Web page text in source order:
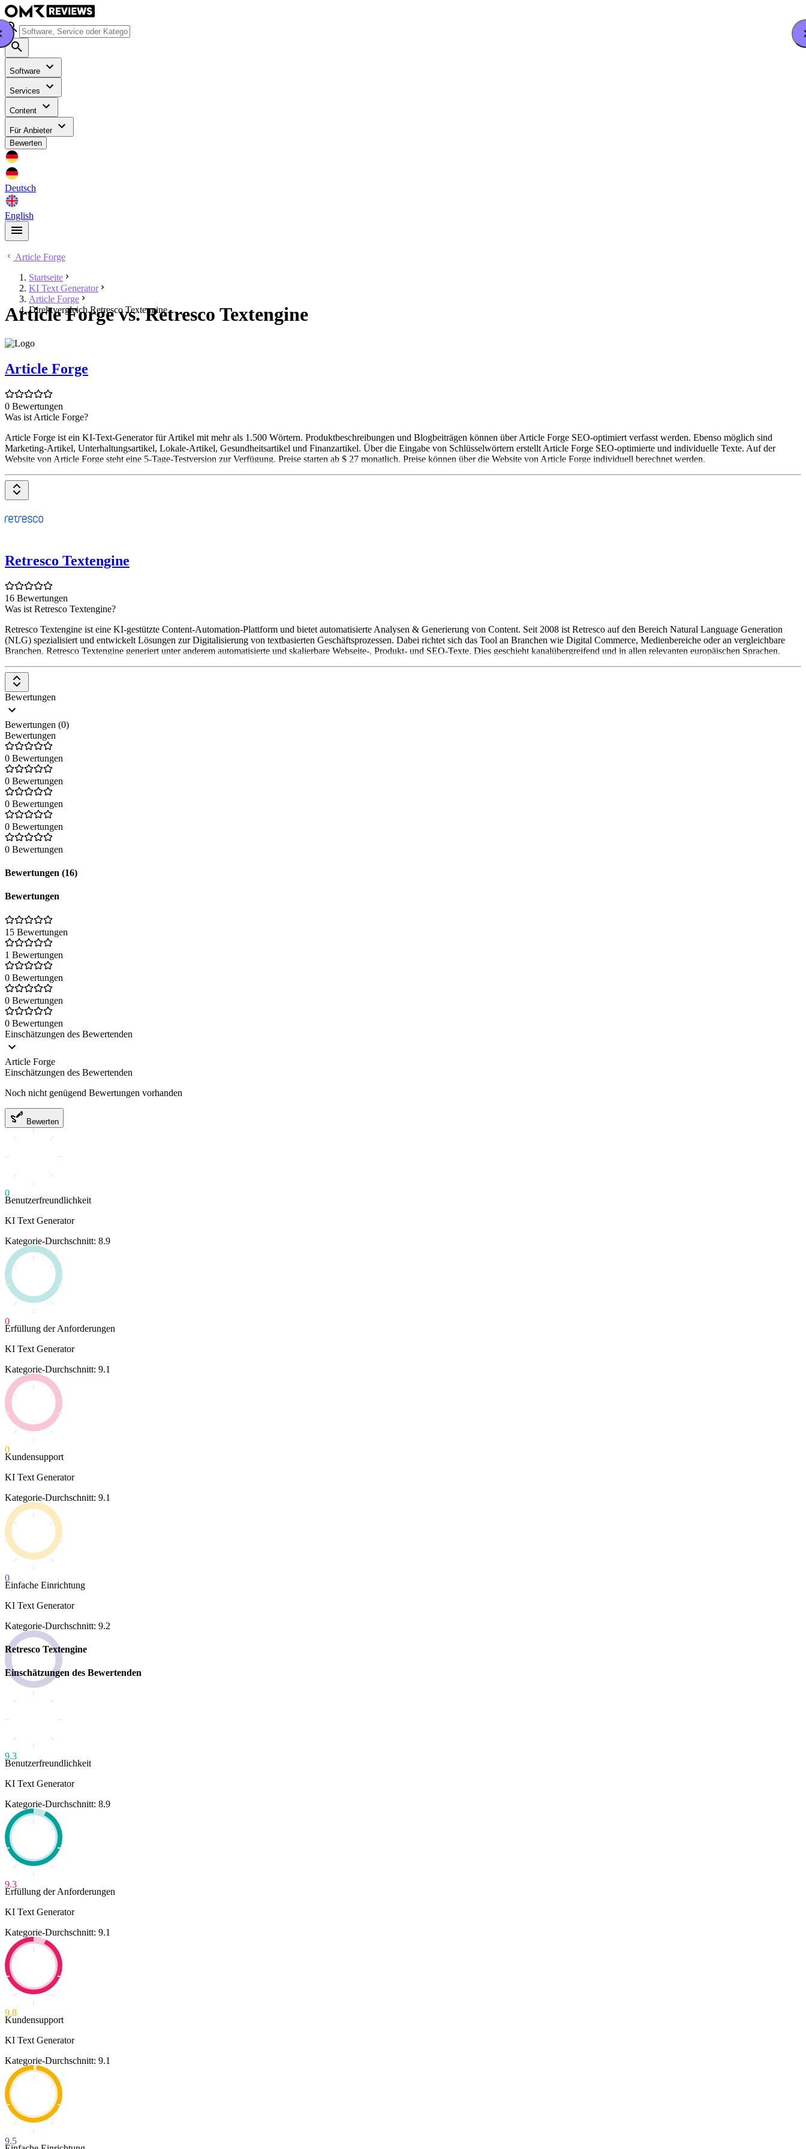
Software
Services
Content
Für Anbieter
Bewerten
Deutsch
English
Article Forge
Startseite
KI Text Generator
Article Forge
Direktvergleich Retresco Textengine
Article Forge vs. Retresco Textengine
Article Forge
0 Bewertungen
Was ist Article Forge?
Article Forge ist ein KI-Text-Generator für Artikel mit mehr als 1.500 Wörtern. Produktbeschreibungen und Blogbeiträgen können über Article Forge SEO-optimiert verfasst werden. Ebenso möglich sind
Marketing-Artikel, Unterhaltungsartikel, Lokale-Artikel, Gesundheitsartikel und Finanzartikel. Über die Eingabe von Schlüsselwörtern erstellt Article Forge SEO-optimierte und individuelle Texte. Auf der
Website von Article Forge steht eine 5-Tage-Testversion zur Verfügung. Preise starten ab $ 27 monatlich. Preise können über die Website von Article Forge individuell berechnet werden.
Retresco Textengine
16 Bewertungen
Was ist Retresco Textengine?
Retresco Textengine ist eine KI-gestützte Content-Automation-Plattform und bietet automatisierte Analysen & Generierung von Content. Seit 2008 ist Retresco auf den Bereich Natural Language Generation
(NLG) spezialisiert und entwickelt Lösungen zur Digitalisierung von textbasierten Geschäftsprozessen. Dabei richtet sich das Tool an Branchen wie Digital Commerce, Medienbereiche oder an vergleichbare
Branchen. Retresco Textengine generiert unter anderem automatisierte und skalierbare Webseite-, Produkt- und SEO-Texte. Dies geschieht kanalübergreifend und in allen relevanten europäischen Sprachen.
Bewertungen
Bewertungen (0)
Bewertungen
0 Bewertungen
0 Bewertungen
0 Bewertungen
0 Bewertungen
0 Bewertungen
Bewertungen (16)
Bewertungen
15 Bewertungen
1 Bewertungen
0 Bewertungen
0 Bewertungen
0 Bewertungen
Einschätzungen des Bewertenden
Article Forge
Einschätzungen des Bewertenden
Noch nicht genügend Bewertungen vorhanden
Bewerten
0
Benutzerfreundlichkeit
KI Text Generator
Kategorie-Durchschnitt: 8.9
0
Erfüllung der Anforderungen
KI Text Generator
Kategorie-Durchschnitt: 9.1
0
Kundensupport
KI Text Generator
Kategorie-Durchschnitt: 9.1
0
Einfache Einrichtung
KI Text Generator
Kategorie-Durchschnitt: 9.2
Retresco Textengine
Einschätzungen des Bewertenden
9.3
Benutzerfreundlichkeit
KI Text Generator
Kategorie-Durchschnitt: 8.9
9.3
Erfüllung der Anforderungen
KI Text Generator
Kategorie-Durchschnitt: 9.1
9.8
Kundensupport
KI Text Generator
Kategorie-Durchschnitt: 9.1
9.5